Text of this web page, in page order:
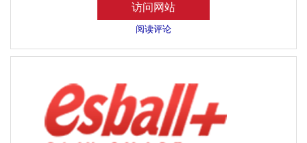
访问网站
阅读评论